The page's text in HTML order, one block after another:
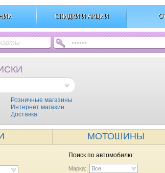
СКИДКИ И АКЦИИ
Розничные магазины
Интернет магазин
Доставка
МОТОШИНЫ
Поиск по автомобилю:
Марка: Все